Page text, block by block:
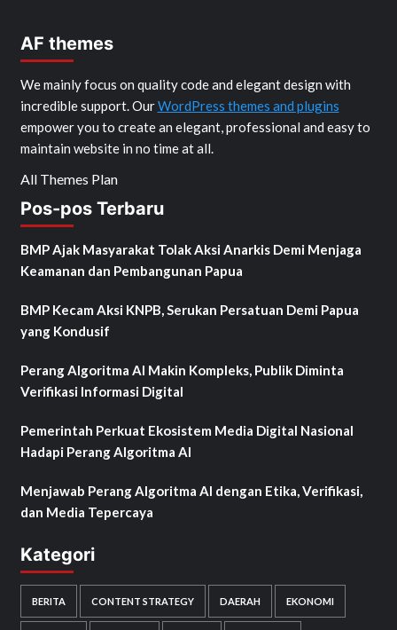
AF themes
We mainly focus on quality code and elegant design with
incredible support. OurWordPress themes and plugins
empower you to create an elegant, professional and easy to
maintain website in no time at all.
All Themes Plan
Pos-pos Terbaru
BMP Ajak Masyarakat Tolak Aksi Anarkis Demi Menjaga
Keamanan dan Pembangunan Papua
BMP Kecam Aksi KNPB, Serukan Persatuan Demi Papua
yang Kondusif
Perang Algoritma AI Makin Kompleks, Publik Diminta
Verifikasi Informasi Digital
Pemerintah Perkuat Ekosistem Media Digital Nasional
Hadapi Perang Algoritma AI
Menjawab Perang Algoritma AI dengan Etika, Verifikasi,
dan Media Tepercaya
Kategori
BERITA CONTENT STRATEGY DAERAH EKONOMI